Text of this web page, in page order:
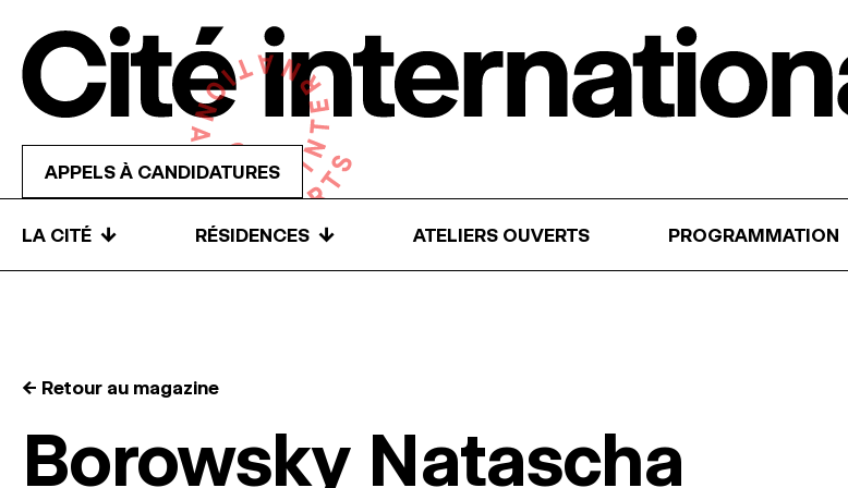
APPELS À CANDIDATURES
LA CITÉ ↓ RÉSIDENCES ↓ ATELIERS OUVERTS PROGRAMMATION
← Retour au magazine
Borowsky Natascha